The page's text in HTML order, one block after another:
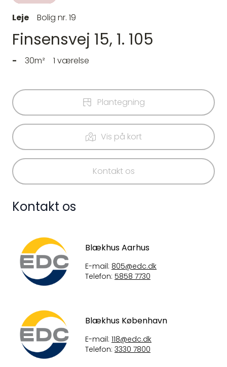
Leje Bolig nr. 19
Finsensvej 15, 1. 105
- 30m² 1 værelse
Plantegning
Vis på kort
Kontakt os
Kontakt os
Blækhus Aarhus
E-mail: 805@edc.dk
Telefon: 5858 7730
Blækhus København
E-mail: 118@edc.dk
Telefon: 3330 7800